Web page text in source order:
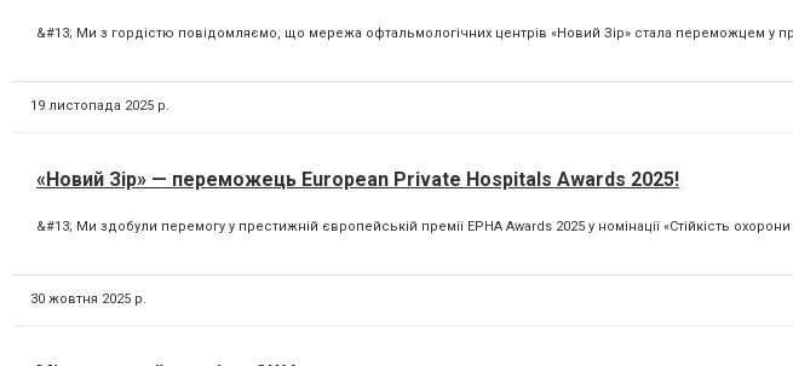
&#13; Ми з гордістю повідомляємо, що мережа офтальмологічних центрів «Новий Зір» стала переможцем у
19 листопада 2025 р.
«Новий Зір» — переможець European Private Hospitals Awards 2025!
&#13; Ми здобули перемогу у престижній європейській премії EPHA Awards 2025 у номінації «Стійкість
30 жовтня 2025 р.